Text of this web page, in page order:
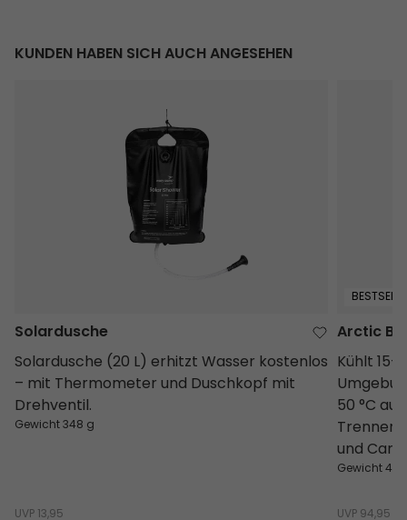
KUNDEN HABEN SICH AUCH ANGESEHEN
Solardusche
Solardusche (20 L) erhitzt Wasser kostenlos
– mit Thermometer und Duschkopf mit
Drehventil.
Gewicht 348 g
UVP 13,95
Arctic
Kühlt
50 °C
Trenner
und
Gewicht 4.8
UVP 94,95